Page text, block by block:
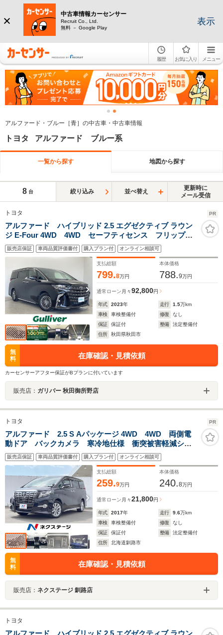
中古車情報カーセンサー
Recruit Co., Ltd.
無料 － Google Play
表示
履歴 お気に入り メニュー
アルファード・ブルー［青］の中古車・中古車情報
トヨタ アルファード ブルー系
一覧から探す 地図から探す
8 台 絞り込み 並べ替え
更新時に
メール受信
トヨタ PR
アルファード ハイブリッド 2.5 エグゼクティブ ラウン
ジ E-Four 4WD 4WD セーフティセンス フリップダ
ウンモニター 純正SDナビ 全方位カメラ 両側パワー
スライドドア レーダークルーズコントロール LEDオ
ートライト 革シート シートヒーター ステアリング
スイッチ
販売店保証 車両品質評価書付 購入プラン付 オンライン相談可
支払総額
799.8万円
本体価格
788.9万円
通常ローン 月々92,800円
年式 2023年 走行 1.5万km
車検
車検整備付 修復
なし
保証
保証付 整備
法定整備付
住所
秋田県秋田市
無
料
在庫確認・見積依頼
カーセンサーアフター保証がBプランに付いています
販売店： ガリバー 秋田御所野店
トヨタ PR
アルファード 2.5 S Aパッケージ 4WD 4WD 両側電
動ドア バックカメラ 寒冷地仕様 衝突被害軽減シス
テム スマートキー LEDヘッド ビルトインETC ク
ルコン 純正18インチアルミ オートライト デュアル
エアコン Bluetooth
販売店保証 車両品質評価書付 購入プラン付 オンライン相談可
支払総額
259.9万円
本体価格
240.8万円
通常ローン 月々21,800円
年式 2017年 走行 9.6万km
車検
車検整備付 修復
なし
保証
保証付 整備
法定整備付
住所
北海道釧路市
無
料
在庫確認・見積依頼
販売店： ネクステージ 釧路店
トヨタ
アルファード ハイブリッド 2.5 エグゼクティブ ラウン